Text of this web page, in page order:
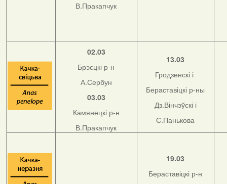
В.Пракапчук
02.03
Брэсцкі р-н
А.Сербун
03.03
Камянецкі р-н
В.Пракапчук
13.03
Гродзенскі і
Бераставіцкі р-ны
Дз.Вінчэўскі і
С.Панькова
19.03
Бераставіцкі р-н